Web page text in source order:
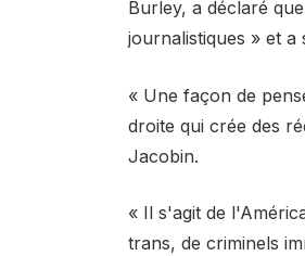
Burley, a déclaré
journalistiques » et
« Une façon de
droite qui crée des
Jacobin.
« Il s'agit de
trans, de criminels